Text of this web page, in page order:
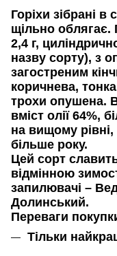
Горіхи зібрані
щільно
2,4 г,
назву сорту), з
загостреним
коричнева,
трохи опушена.
вміст олії 64%,
на вищому рівні,
більше року.
Цей сорт
відмінною
запилювачі –
Долинський.
Переваги
Тільки